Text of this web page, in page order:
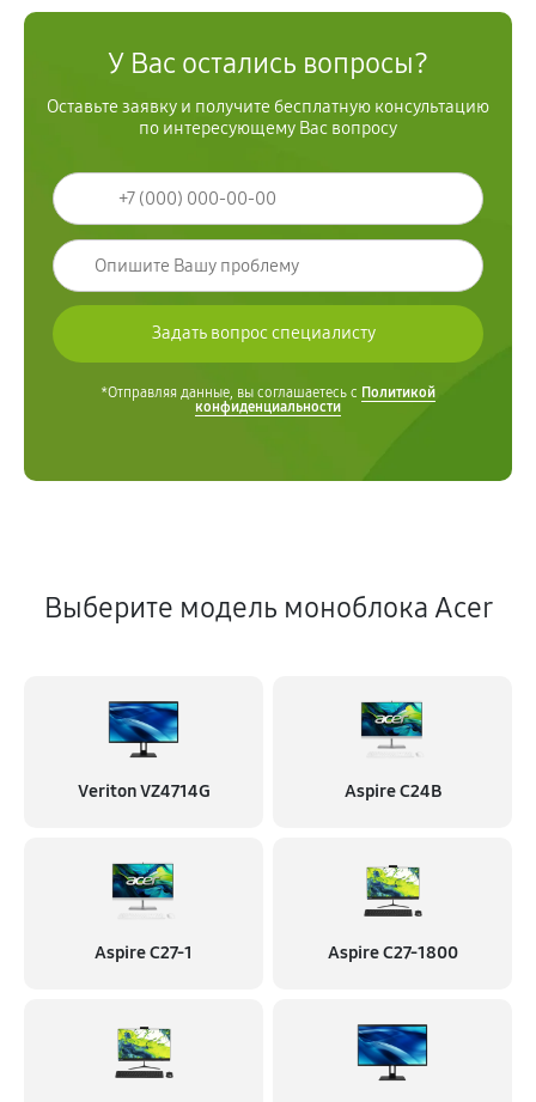
У Вас остались вопросы?
Оставьте заявку и получите бесплатную консультацию
по интересующему Вас вопросу
*Отправляя данные, вы соглашаетесь с Политикой
конфиденциальности
Выберите модель моноблока Acer
Veriton VZ4714G Aspire C24B
Aspire C27-1 Aspire C27-1800